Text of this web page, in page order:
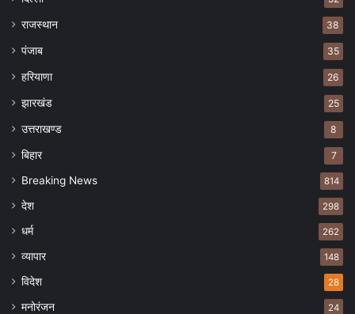
राजस्थान 38
पंजाब 35
हरियाणा 26
झारखंड 25
उत्तराखण्ड 8
बिहार 7
Breaking News 814
देश 298
धर्म 262
व्यापार 148
विदेश 28
मनोरंजन 24